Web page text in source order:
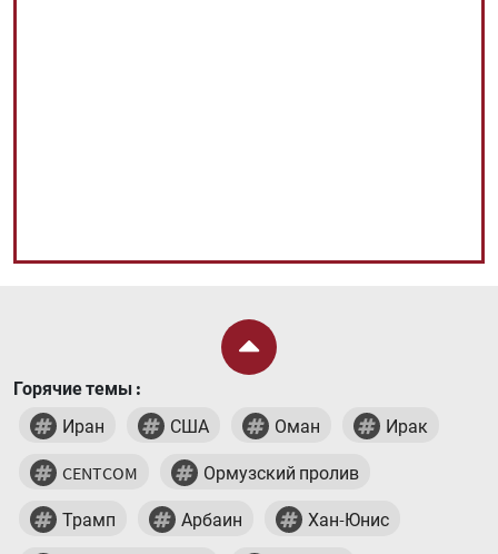
Горячие темы :
Иран
США Оман Ирак
CENTCOM Ормузский пролив
Трамп Арбаин Хан-Юнис